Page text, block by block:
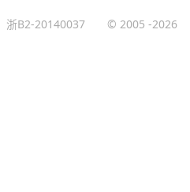
浙B2-20140037 © 2005 -2026